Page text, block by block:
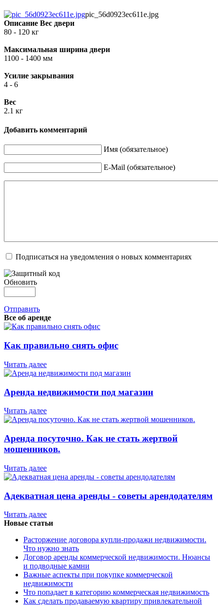
pic_56d0923ec611e.jpg
Описание Вес двери
80 - 120 кг
Максимальная ширина двери
1100 - 1400 мм
Усилие закрывания
4 - 6
Вес
2.1 кг
Добавить комментарий
Имя (обязательное)
E-Mail (обязательное)
Подписаться на уведомления о новых комментариях
Обновить
Отправить
Все об аренде
Как правильно снять офис
Читать далее
Аренда недвижимости под магазин
Читать далее
Аренда посуточно. Как не стать жертвой
мошенников.
Читать далее
Адекватная цена аренды - советы арендодателям
Читать далее
Новые статьи
Расторжение договора купли-продажи недвижимости.
Что нужно знать
Договор аренды коммерческой недвижимости. Нюансы
и подводные камни
Важные аспекты при покупке коммерческой
недвижимости
Что попадает в категорию коммерческая недвижимость
Как сделать продаваемую квартиру привлекательной